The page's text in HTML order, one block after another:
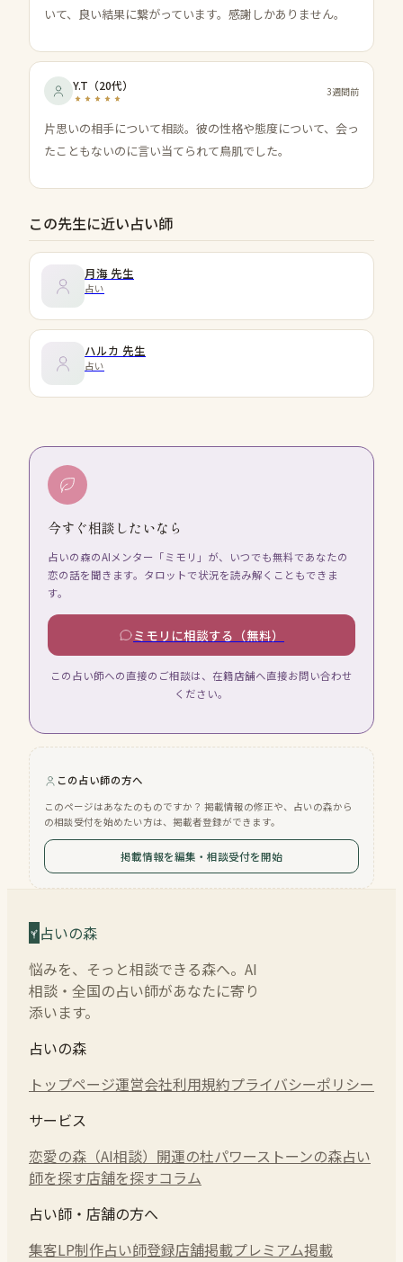
いて、良い結果に繋がっています。感謝しかありません。
Y.T （20代） 3週間前
片思いの相手について相談。彼の性格や態度について、会っ
たこともないのに言い当てられて鳥肌でした。
この先生に近い占い師
月海 先生
占い
ハルカ 先生
占い
今すぐ相談したいなら
占いの森のAIメンター「ミモリ」が、いつでも無料であなたの
恋の話を聞きます。タロットで状況を読み解くこともできま
す。
ミモリに相談する（無料）
この占い師への直接のご相談は、在籍店舗へ直接お問い合わせ
ください。
この占い師の方へ
このページはあなたのものですか？ 掲載情報の修正や、占いの森から
の相談受付を始めたい方は、掲載者登録ができます。
掲載情報を編集・相談受付を開始
占いの森
悩みを、そっと相談できる森へ。AI
相談・全国の占い師があなたに寄り
添います。
占いの森
トップページ運営会社利用規約プライバシーポリシー
サービス
恋愛の森（AI相談） 開運の杜パワーストーンの森占い
師を探す店舗を探すコラム
占い師・店舗の方へ
集客LP制作占い師登録店舗掲載プレミアム掲載